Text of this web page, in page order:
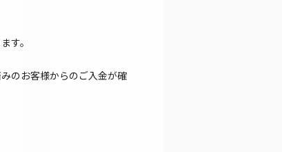
す。
のお客様からのご入金が確